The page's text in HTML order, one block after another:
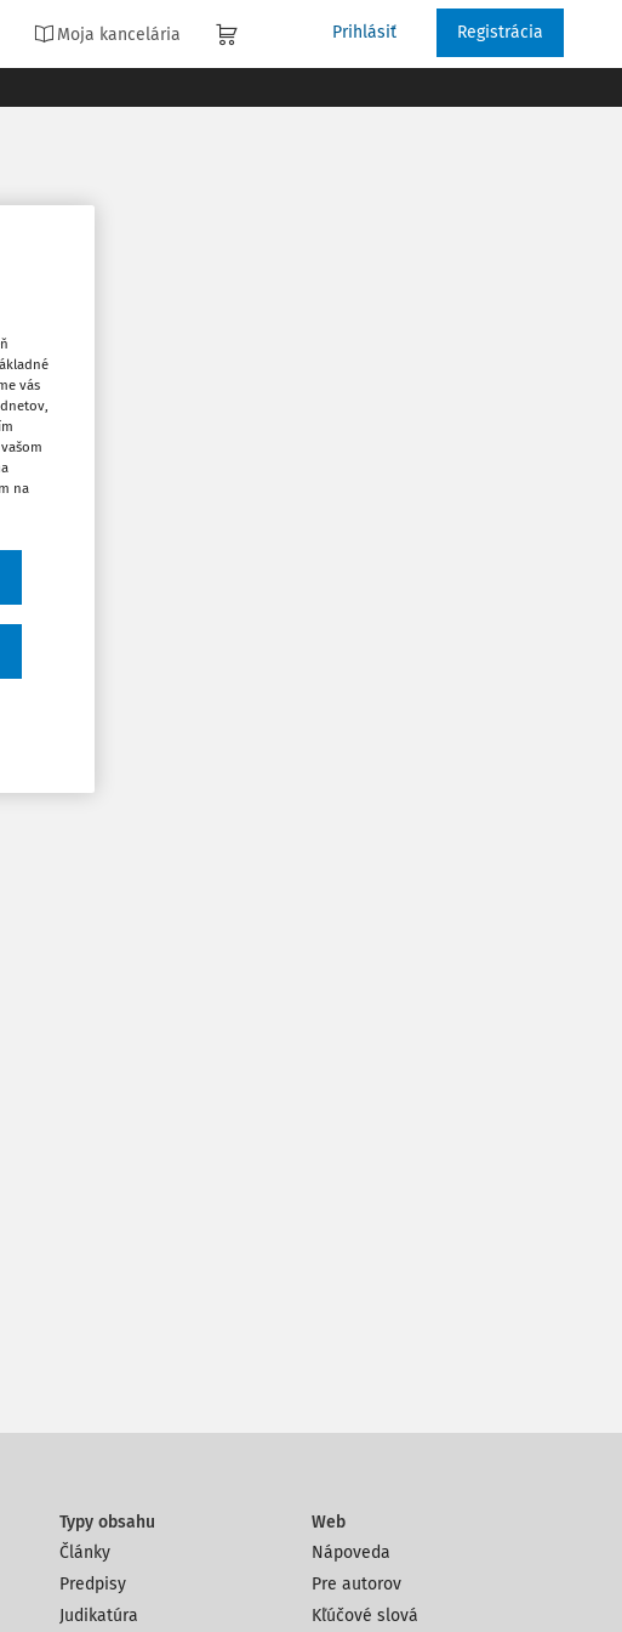
Moja kancelária Prihlásiť Registrácia
Vytlačiť
Stiahnuť
Typy obsahu
Články
Predpisy
Judikatúra
Web
Nápoveda
Pre autorov
Kľúčové slová
vás
na